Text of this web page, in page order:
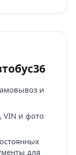
и
VIN и фото
для